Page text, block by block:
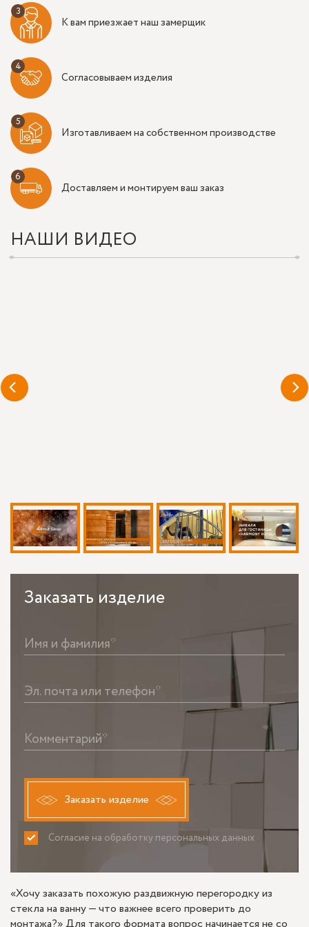
К вам приезжает наш замерщик
Согласовываем изделия
Изготавливаем на собственном производстве
Доставляем и монтируем ваш заказ
НАШИ ВИДЕО
Заказать изделие
Имя и фамилия*
Эл. почта или телефон*
Комментарий*
Заказать изделие
Согласие на обработку персональных данных
ПРИНИМАЮ НЕ ПРИНИМАЮ
«Хочу заказать похожую раздвижную перегородку из
стекла на ванну — что важнее всего проверить до